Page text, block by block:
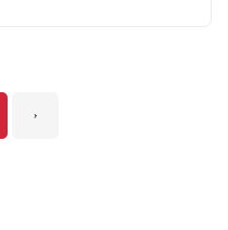
›